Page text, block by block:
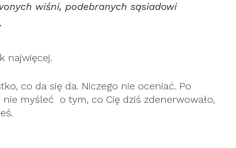
wiśni, podebranych sąsiadowi
najwięcej.
co da się da. Niczego nie oceniać. Po
myśleć o tym, co Cię dziś zdenerwowało,